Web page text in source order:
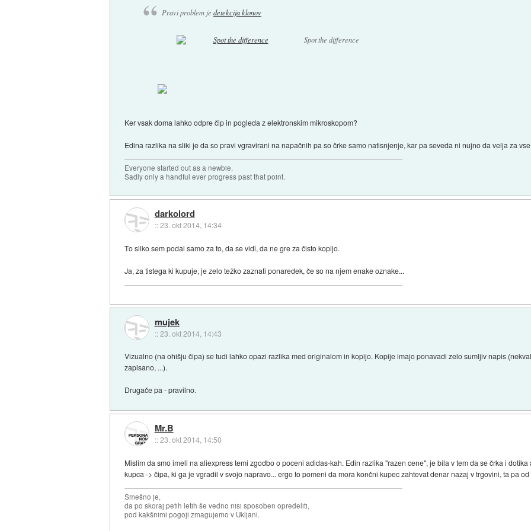
Pravi problem je detekcija klonov
Spot the difference
Ker vsak doma lahko odpre čip in pogleda z elektronskim mikroskopom?
Edina razlika na sliki je da so pravi vgravirani na napačnih pa so črke samo natisnjenje, kar pa seveda ni nujno da velja za
Everyone started out as a newbie.
Sadly only a handful ever progress past that point.
darkolord
::23. okt 2014, 14:34
To sliko sem podal samo za to, da se vidi, da ne gre za čisto kopijo.
Ja, za tistega ki kupuje, je zelo težko zaznati ponaredek, če so na njem enake oznake...
mujek
::23. okt 2014, 14:43
Vizualno (na ohišju čipa) se tudi lahko opazi razlika med originalom in kopijo. Kopije imajo ponavadi zelo sumljiv napis
zapisano, ...).
Drugače pa - pravilno.
Mr.B
::23. okt 2014, 14:50
Mislim da smo imeli na aliexpress temi zgodbo o poceni adidas-kah. Edin razlika "razen cene", je bila v tem da se črka i
kupca -> čipa, ki ga je vgradil v svojo napravo... ergo to pomeni da mora končni kupec zahtevat denar nazaj v trgovini, ta pa
Smešno je,
da po skoraj petih letih še vedno nisi sposoben opredeliti,
pod kakšnimi pogoji zmagujemo v Ukljani.